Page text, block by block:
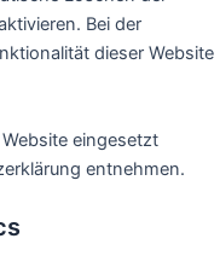
Bei der
dieser Website
eingesetzt
entnehmen.